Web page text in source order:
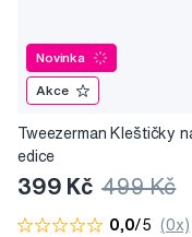
Novinka
Akce
Tweezerman Kleštičky
edice
399 Kč 499 Kč
0,0/5 (0x)